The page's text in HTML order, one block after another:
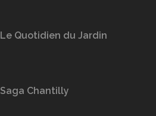
Le Quotidien du Jardin
Saga Chantilly